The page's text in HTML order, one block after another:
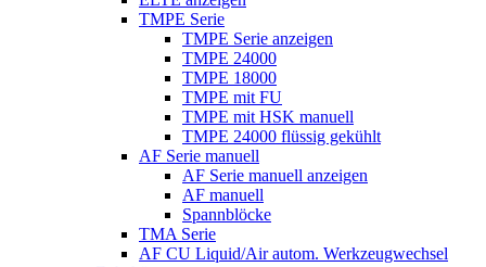
TMPE Serie
TMPE Serie anzeigen
TMPE 24000
TMPE 18000
TMPE mit FU
TMPE mit HSK manuell
TMPE 24000 flüssig gekühlt
AF Serie manuell
AF Serie manuell anzeigen
AF manuell
Spannblöcke
TMA Serie
AF CU Liquid/Air autom. Werkzeugwechsel